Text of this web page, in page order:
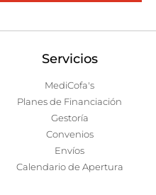
Servicios
MediCofa's
Planes de Financiación
Gestoría
Convenios
Envíos
Calendario de Apertura